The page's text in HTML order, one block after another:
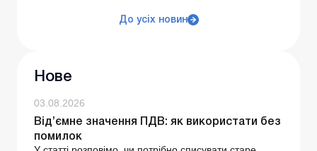
До усіх новин
Нове
03.08.2026
Від’ємне значення ПДВ: як використати без
помилок